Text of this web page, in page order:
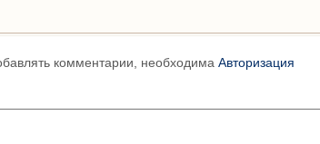
комментарии, необходима Авторизация